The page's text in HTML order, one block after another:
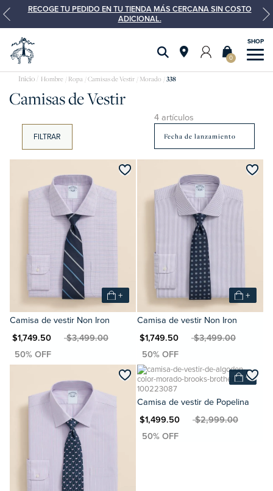
RECOGE TU PEDIDO EN TU TIENDA MÁS CERCANA SIN COSTO
ADICIONAL.
0
Camisas
de
vestir
Hombre Ropa Camisas de Vestir Morado 338
Camisas de Vestir
FILTRAR
4 artículos
+
Camisa de vestir Non Iron
$1,749.50MXN $3,499.00
+
Camisa de vestir Non Iron
MXN $1,749.50MXN $3,499.00
+
Camisa de vestir de Popelina
MXN $1,499.50MXN $2,999.00